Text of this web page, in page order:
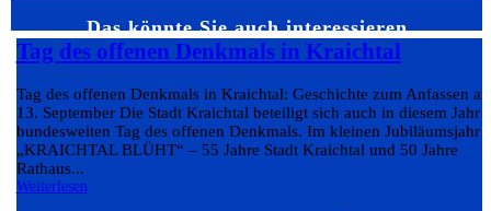
Das könnte Sie auch interessieren…
Tag des offenen Denkmals in Kraichtal
Tag des offenen Denkmals in Kraichtal: Geschichte zum Anfassen
13. September Die Stadt Kraichtal beteiligt sich auch in diesem Jahr
bundesweiten Tag des offenen Denkmals. Im kleinen Jubiläumsjahr
„KRAICHTAL BLÜHT“ – 55 Jahre Stadt Kraichtal und 50 Jahre
Rathaus...
Weiterlesen